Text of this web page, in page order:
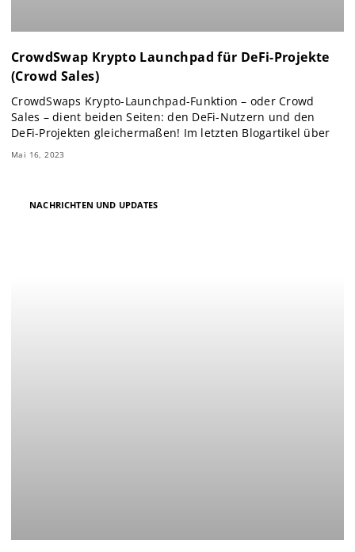
CrowdSwap Krypto Launchpad für DeFi-Projekte
(Crowd Sales)
CrowdSwaps Krypto-Launchpad-Funktion – oder Crowd
Sales – dient beiden Seiten: den DeFi-Nutzern und den
DeFi-Projekten gleichermaßen! Im letzten Blogartikel über
Mai 16, 2023
NACHRICHTEN UND UPDATES